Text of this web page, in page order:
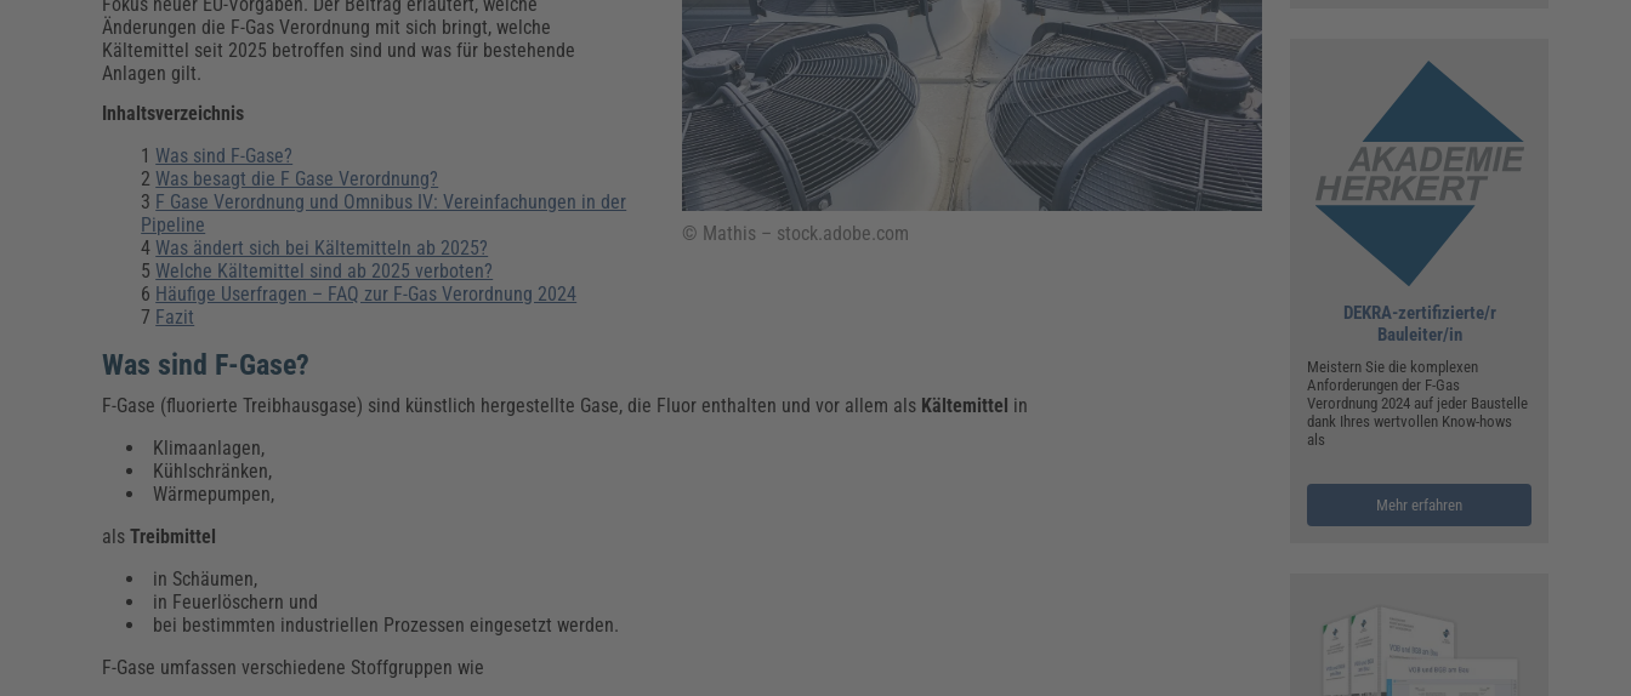
Energie & Umwelt
Führung & Management
Gesundheit & Pflege
Kommunales
Fachpublikationen & Arbeitshilfen
Bauhof
Hausmeister & Haustechnik
Grünflächen
Recht, Sicherheit & Ordnung
Vergaberecht
Verkehrsrecht
Weiterbildungen (AKADEMIE HERKERT)
Bau, Immobilien & Gebäudemanagement Kommunales
Künstliche Intelligenz
Weiterbildungen (AKADEMIE HERKERT)
Künstliche Intelligenz
Personalmanagement
Fachpublikationen & Arbeitshilfen
Personalwesen Weiterbildungen (AKADEMIE HERKERT)
Personal, Ausbildung & Recht
Reisekosten und Finanzen
Weiterbildungen (AKADEMIE HERKERT)
Reisekosten & Finanzen
Zoll und Export
Fachpublikationen & Arbeitshilfen
Zollabwicklung & Exportabwicklung Zollverfahren & Zollvorschriften
Weiterbildungen (AKADEMIE HERKERT)
Zoll & Export
© Mathis – stock.adobe.com
Änderungen die F-Gas Verordnung mit sich bringt, welche
Kältemittel seit 2025 betroffen sind und was für bestehende
Anlagen gilt.
Inhaltsverzeichnis
Was sind F-Gase?
Was besagt die F Gase Verordnung?
F Gase Verordnung und Omnibus IV: Vereinfachungen in der
Pipeline
Was ändert sich bei Kältemitteln ab 2025?
Welche Kältemittel sind ab 2025 verboten?
Häufige Userfragen – FAQ zur F-Gas Verordnung 2024
Fazit
Was sind F-Gase?
F-Gase (fluorierte Treibhausgase) sind künstlich hergestellte Gase, die Fluor enthalten und vor allem als Kältemittel in
Klimaanlagen,
Kühlschränken,
Wärmepumpen,
alsTreibmittel
in Schäumen,
in Feuerlöschern und
bei bestimmten industriellen Prozessen eingesetzt werden.
F-Gase umfassen verschiedene Stoffgruppen wie
DEKRA-zertifizierte/r
Bauleiter/in
Meistern Sie die komplexen
Anforderungen der F-Gas
Verordnung 2024 auf jeder Baustelle
dank Ihres wertvollen Know-hows
als
Mehr erfahren